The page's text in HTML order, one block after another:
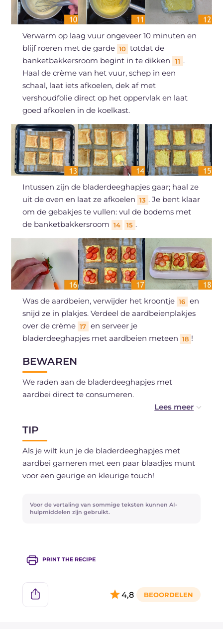
Verwarm op laag vuur ongeveer 10 minuten en
blijf roeren met de garde 10 totdat de
banketbakkersroom begint in te dikken
11 .
Haal de crème van het vuur, schep in een
schaal, laat iets afkoelen, dek af met
vershoudfolie direct op het oppervlak en laat
goed afkoelen in de koelkast.
Intussen zijn de bladerdeeghapjes gaar; haal ze
uit de oven en laat ze afkoelen 13 . Je bent klaar
om de gebakjes te vullen: vul de bodems met
de banketbakkersroom 14 15 .
Was de aardbeien, verwijder het kroontje 16 en
snijd ze in plakjes. Verdeel de aardbeienplakjes
over de crème 17 en serveer je
bladerdeeghapjes met aardbeien meteen 18 !
BEWAREN
We raden aan de bladerdeeghapjes met
aardbei direct te consumeren.
koelkast bewaren, afgedekt met vershoudfolie
direct op het oppervlak.
Gegaarde bladerdeeghapjes zonder vulling kun
je een paar dagen op kamertemperatuur
TIP
Als je wilt kun je de bladerdeeghapjes met
aardbei garneren met een paar blaadjes munt
voor een geurige en kleurige touch!
Voor de vertaling van sommige teksten kunnen AI-
hulpmiddelen zijn gebruikt.
PRINT THE RECIPE
4,8